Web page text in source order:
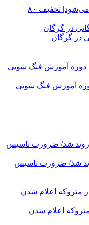
کانتینرهای ایرانی در بندر کراچی ترخیص می‌شود| تخفیف ۸۰
آموزش فنگ شویی
شد/ ضرورت تاسیس
اعلام شدن